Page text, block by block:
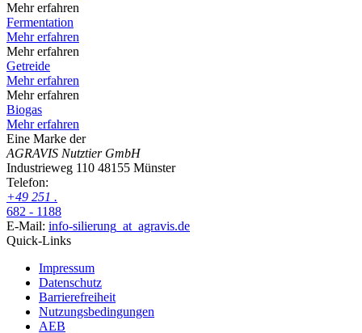
Mehr erfahren
Fermentation
Mehr erfahren
Mehr erfahren
Getreide
Mehr erfahren
Mehr erfahren
Biogas
Mehr erfahren
Eine Marke der
AGRAVIS Nutztier GmbH
Industrieweg 110 48155 Münster
Telefon:
+49 251 .
682 - 1188
E-Mail: info-silierung _at_ agravis.de
Quick-Links
Impressum
Datenschutz
Barrierefreiheit
Nutzungsbedingungen
AEB